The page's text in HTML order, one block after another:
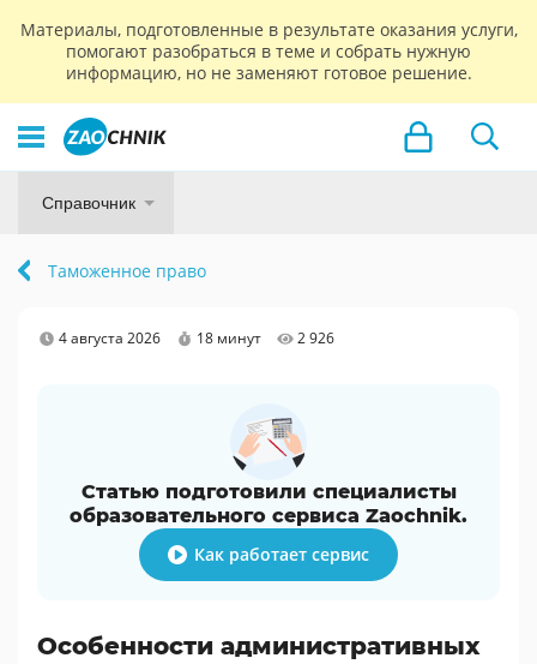
Материалы, подготовленные в результате оказания услуги,
помогают разобраться в теме и собрать нужную
информацию, но не заменяют готовое решение.
Справочник
Таможенное право
4 августа 2026 18 минут 2 926
Статью подготовили специалисты
образовательного сервиса Zaochnik.
Как работает сервис
Особенности административных